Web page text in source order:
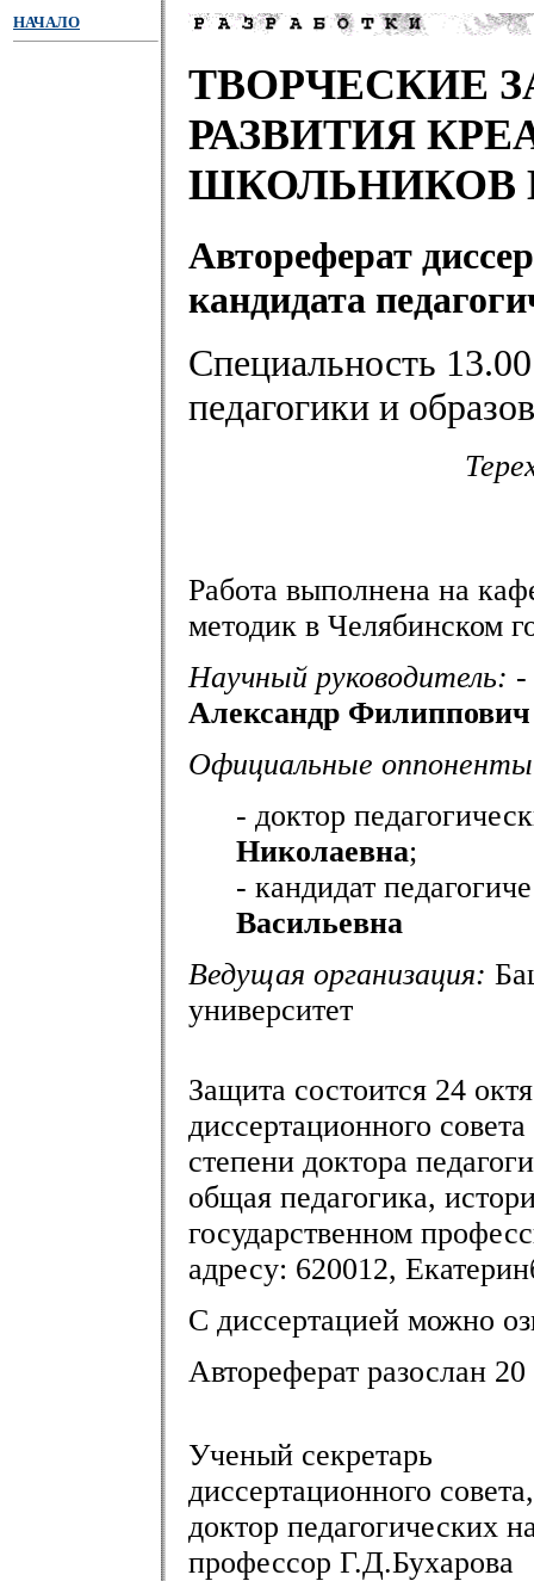
НАЧАЛО
ТВОРЧЕСКИЕ
РАЗВИТИЯ
ШКОЛЬНИКОВ
Автореферат
кандидата
Специальность
педагогики и
Работа выполнена на
методик в Челябинском
Научный руководитель: -
Александр
Официальные
- доктор
Николаевна;
- кандидат
Васильевна
Ведущая организация:
университет
Защита состоится 24
диссертационного
степени доктора
общая педагогика,
государственном
адресу: 620012,
С диссертацией можно
Автореферат разослан 20
Ученый секретарь
диссертационного совета,
доктор педагогических
профессор Г.Д.Бухарова